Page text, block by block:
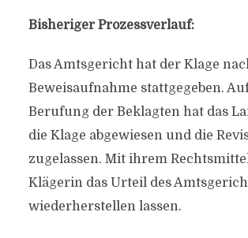
Bisheriger Prozessverlauf:
Das Amtsgericht hat der Klage
Beweisaufnahme stattgegeben.
Berufung der Beklagten hat das
die Klage abgewiesen und die
zugelassen. Mit ihrem
Klägerin das Urteil des
wiederherstellen lassen.